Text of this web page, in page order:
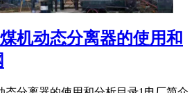
机动态分离器的使用和